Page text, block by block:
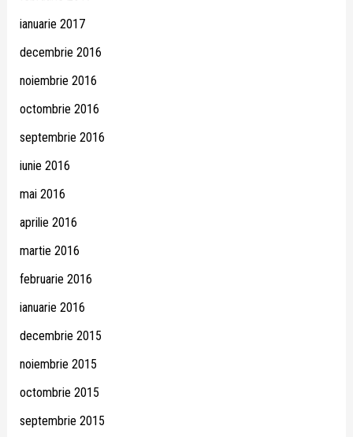
ianuarie 2017
decembrie 2016
noiembrie 2016
octombrie 2016
septembrie 2016
iunie 2016
mai 2016
aprilie 2016
martie 2016
februarie 2016
ianuarie 2016
decembrie 2015
noiembrie 2015
octombrie 2015
septembrie 2015